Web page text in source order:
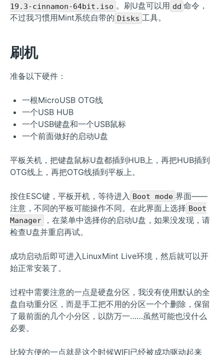
19.3-cinnamon-64bit.iso 。刷U盘可以用 dd 命令，
不过我习惯用Mint系统自带的 Disks 工具。
刷机
准备以下硬件：
一根MicroUSB OTG线
一个USB HUB
一个USB键盘和一个USB鼠标
一个前面做好的启动U盘
平板关机，把键盘鼠标U盘都插到HUB上，再把HUB插到
OTG线上，再把OTG线插到平板上。
按住ESC键，平板开机，等待进入 Boot mode 界面——
注意，不同的平板可能操作不同。在此界面上选择 Boot
Manager
，在菜单中选择你的启动U盘，如果没发现，请
检查U盘并重启再试。
成功启动后即可进入LinuxMint Live环境，然后就可以开
始正常安装了。
过程中需要注意的一点是硬盘分区，我没有使用默认的全
盘自动重分区，而是手工把不用的分区一个个删除，保留
了最前面的几个小分区，以防万一……虽然可能也没什么
必要。
比较方便的一点就是这个时候WIFI已经被成功驱动起来